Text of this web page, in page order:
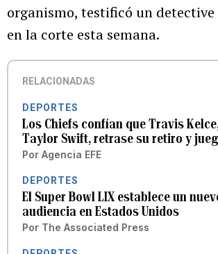
organismo, testificó un
en la corte esta semana.
RELACIONADAS
DEPORTES
Los Chiefs confían que Travis
Taylor Swift, retrase su retiro y
Por Agencia EFE
DEPORTES
El Super Bowl LIX establece un
audiencia en Estados Unidos
Por The Associated Press